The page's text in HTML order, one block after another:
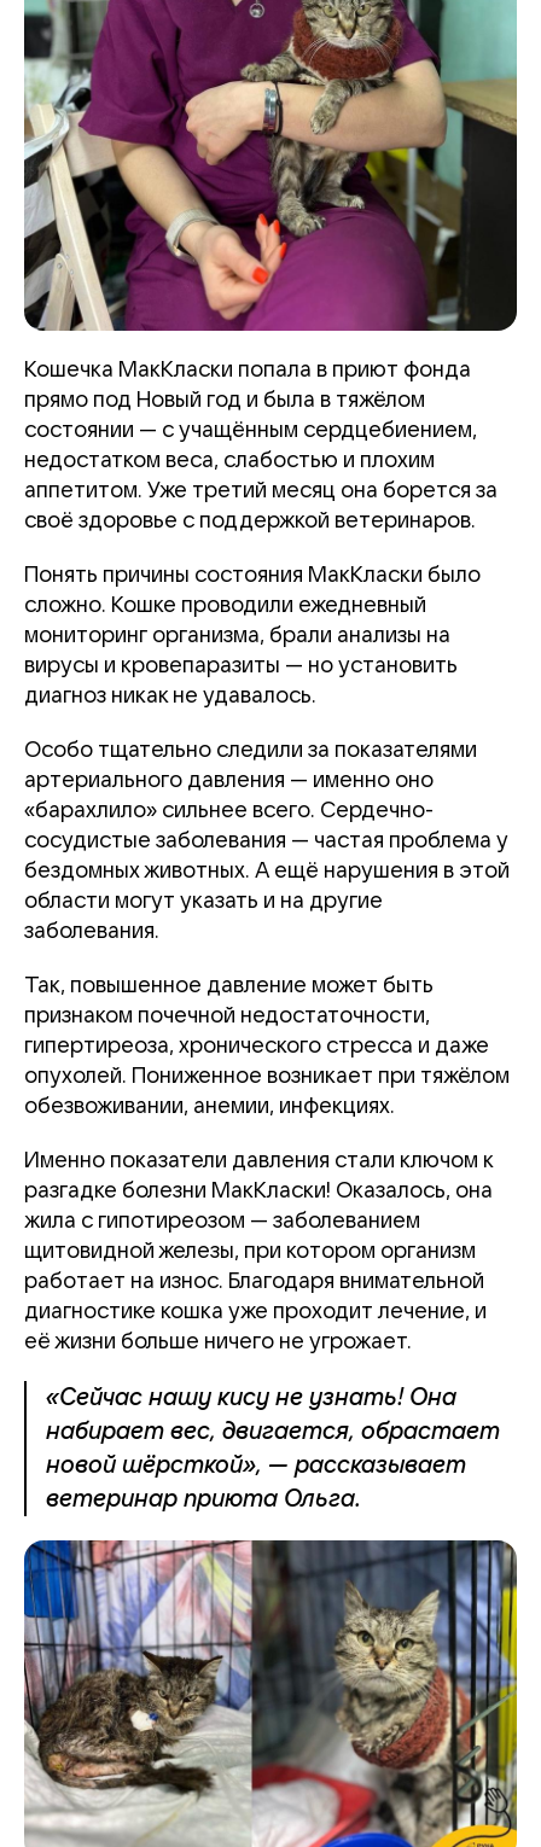
Кошечка МакКласки попала в приют фонда
прямо под Новый год и была в тяжёлом
состоянии — с учащённым сердцебиением,
недостатком веса, слабостью и плохим
аппетитом. Уже третий месяц она борется за
своё здоровье с поддержкой ветеринаров.
Понять причины состояния МакКласки было
сложно. Кошке проводили ежедневный
мониторинг организма, брали анализы на
вирусы и кровепаразиты — но установить
диагноз никак не удавалось.
Особо тщательно следили за показателями
артериального давления — именно оно
«барахлило» сильнее всего. Сердечно-
сосудистые заболевания — частая проблема у
бездомных животных. А ещё нарушения в этой
области могут указать и на другие
заболевания.
Так, повышенное давление может быть
признаком почечной недостаточности,
гипертиреоза, хронического стресса и даже
опухолей. Пониженное возникает при тяжёлом
обезвоживании, анемии, инфекциях.
Именно показатели давления стали ключом к
разгадке болезни МакКласки! Оказалось, она
жила с гипотиреозом — заболеванием
щитовидной железы, при котором организм
работает на износ. Благодаря внимательной
диагностике кошка уже проходит лечение, и
её жизни больше ничего не угрожает.
«Сейчас нашу кису не узнать! Она
набирает вес, двигается, обрастает
новой шёрсткой», — рассказывает
ветеринар приюта Ольга.